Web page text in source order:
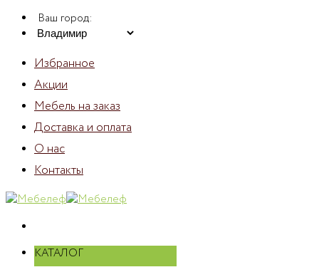
Skip
Ваш город:
Избранное
Акции
Мебель на заказ
Доставка и оплата
О нас
Контакты
КАТАЛОГ